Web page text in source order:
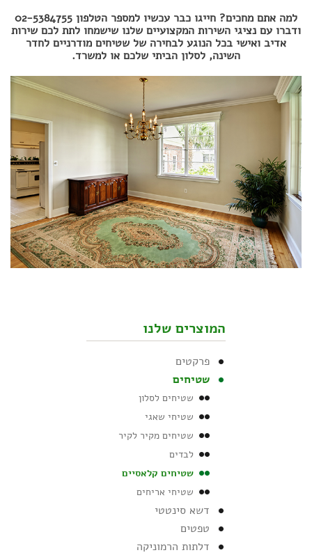
למה אתם מחכים? חייגו כבר עכשיו למספר הטלפון 02-5384755
ודברו עם נציגי השירות המקצועיים שלנו שישמחו לתת לכם שירות
אדיב ואישי בכל הנוגע לבחירה של שטיחים מודרניים לחדר
השינה, לסלון הביתי שלכם או למשרד.
המוצרים שלנו
פרקטים
שטיחים
שטיחים לסלון
שטיחי שאגי
שטיחים מקיר לקיר
לבדים
שטיחים קלאסיים
שטיחי אריחים
דשא סינטטי
טפטים
דלתות הרמוניקה